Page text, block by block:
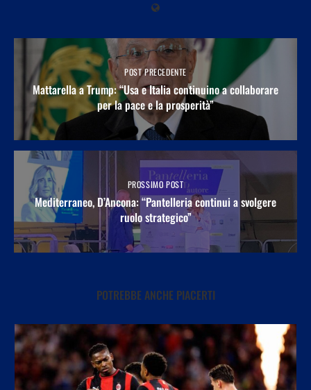
POST PRECEDENTE
Mattarella a Trump: “Usa e Italia continuino a collaborare
per la pace e la prosperità”
PROSSIMO POST
Mediterraneo, D’Ancona: “Pantelleria continui a svolgere
ruolo strategico”
POTREBBE ANCHE PIACERTI